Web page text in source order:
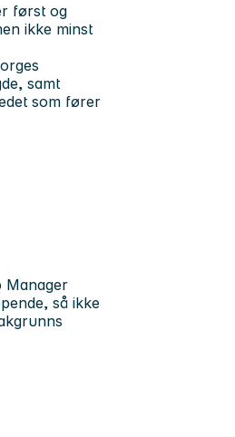
først og
ikke minst
samt
som fører
Manager
så ikke